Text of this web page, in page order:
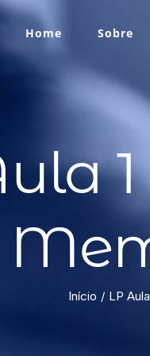
Home Sobre
Início LP